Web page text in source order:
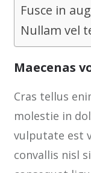
Fusce in
Nullam vel
Maecenas
Cras tellus
molestie in
vulputate est
convallis nisl